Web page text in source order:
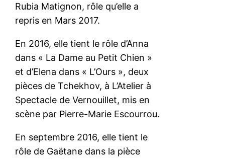
Rubia Matignon, rôle qu’elle a
repris en Mars 2017.
En 2016, elle tient le rôle d’Anna
dans « La Dame au Petit Chien »
et d’Elena dans « L’Ours », deux
pièces de Tchekhov, à L’Atelier à
Spectacle de Vernouillet, mis en
scène par Pierre-Marie Escourrou.
En septembre 2016, elle tient le
rôle de Gaëtane dans la pièce